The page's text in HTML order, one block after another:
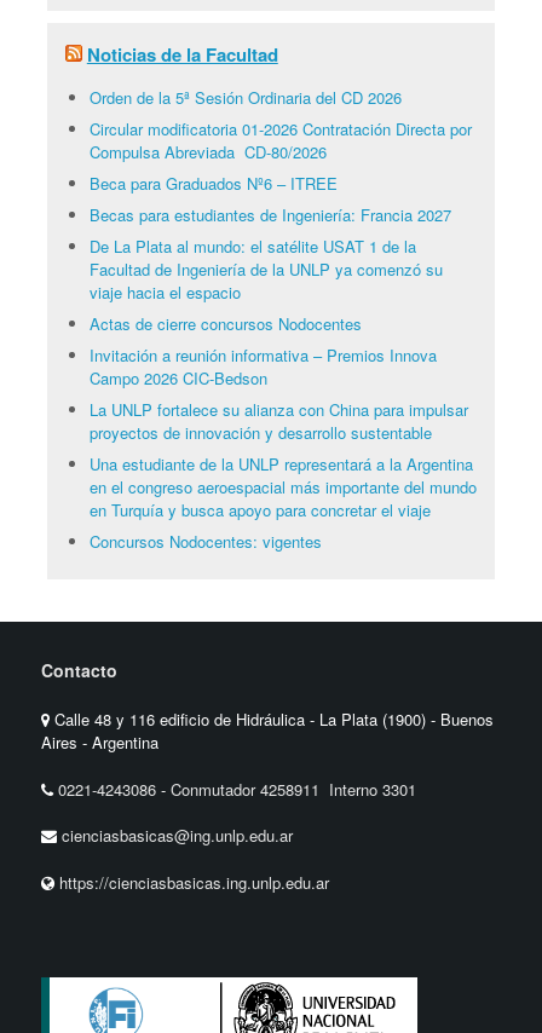
Noticias de la Facultad
Orden de la 5ª Sesión Ordinaria del CD 2026
Circular modificatoria 01-2026 Contratación Directa por
Compulsa Abreviada CD-80/2026
Beca para Graduados Nº6 – ITREE
Becas para estudiantes de Ingeniería: Francia 2027
De La Plata al mundo: el satélite USAT 1 de la
Facultad de Ingeniería de la UNLP ya comenzó su
viaje hacia el espacio
Actas de cierre concursos Nodocentes
Invitación a reunión informativa – Premios Innova
Campo 2026 CIC-Bedson
La UNLP fortalece su alianza con China para impulsar
proyectos de innovación y desarrollo sustentable
Una estudiante de la UNLP representará a la Argentina
en el congreso aeroespacial más importante del mundo
en Turquía y busca apoyo para concretar el viaje
Concursos Nodocentes: vigentes
Contacto
Calle 48 y 116 edificio de Hidráulica - La Plata (1900) - Buenos
Aires - Argentina
0221-4243086 -Conmutador 4258911 Interno 3301
cienciasbasicas@ing.unlp.edu.ar
https://cienciasbasicas.ing.unlp.edu.ar